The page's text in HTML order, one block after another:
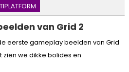
van Grid 2
eerste gameplay beelden van Grid
we dikke bolides en